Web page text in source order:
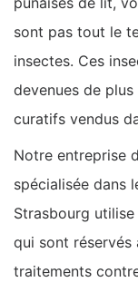
sont pas tout le
insectes. Ces
devenues de
curatifs vendus
Notre entreprise
spécialisée dans
Strasbourg
qui sont réservés
traitements